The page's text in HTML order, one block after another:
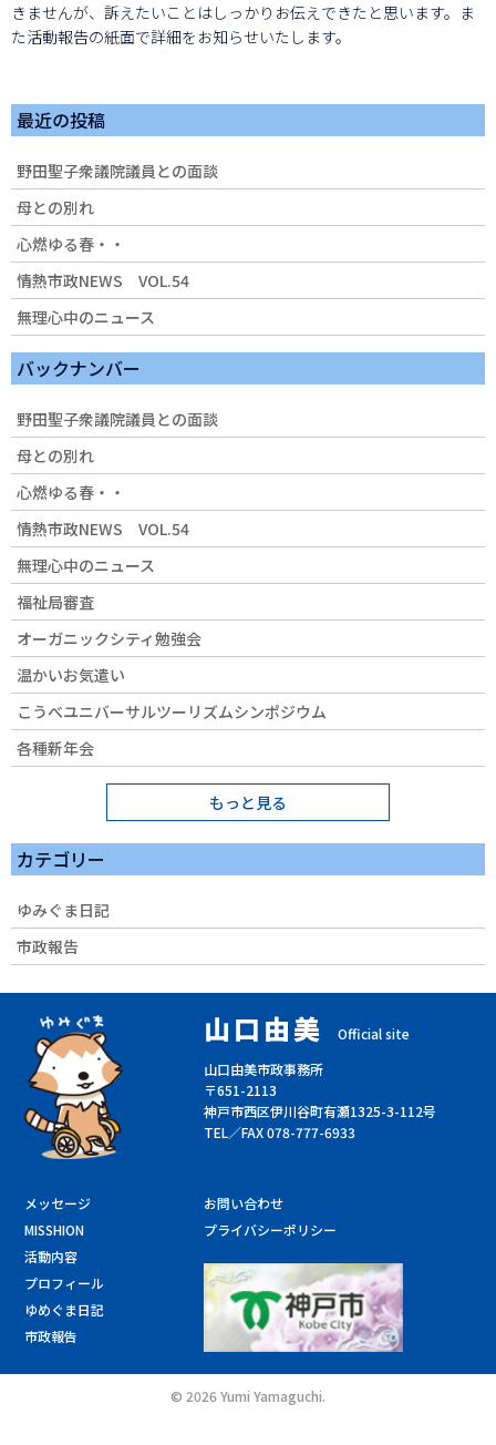
きませんが、訴えたいことはしっかりお伝えできたと思います。ま
た活動報告の紙面で詳細をお知らせいたします。
最近の投稿
野田聖子衆議院議員との面談
母との別れ
心燃ゆる春・・
情熱市政NEWS VOL.54
無理心中のニュース
バックナンバー
野田聖子衆議院議員との面談
母との別れ
心燃ゆる春・・
情熱市政NEWS VOL.54
無理心中のニュース
福祉局審査
オーガニックシティ勉強会
温かいお気遣い
こうべユニバーサルツーリズムシンポジウム
各種新年会
もっと見る
カテゴリー
ゆみぐま日記
市政報告
山口由美
Official site
山口由美市政事務所
〒651-2113
神戸市西区伊川谷町有瀬1325-3-112号
TEL／FAX 078-777-6933
メッセージ
MISSHION
活動内容
プロフィール
ゆめぐま日記
市政報告
お問い合わせ
プライバシーポリシー
© 2026 Yumi Yamaguchi.